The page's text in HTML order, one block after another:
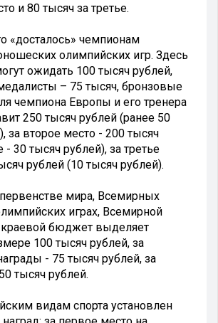
и 80 тысяч за третье.
«досталось» чемпионам
олимпийских игр. Здесь
ожидать 100 тысяч рублей,
– 75 тысяч, бронзовые
чемпиона Европы и его тренера
250 тысяч рублей (ранее 50
за второе место - 200 тысяч
- 30 тысяч рублей), за третье
рублей (10 тысяч рублей).
мира, Всемирных
играх, Всемирной
бюджет выделяет
100 тысяч рублей, за
- 75 тысяч рублей, за
тысяч рублей.
видам спорта установлен